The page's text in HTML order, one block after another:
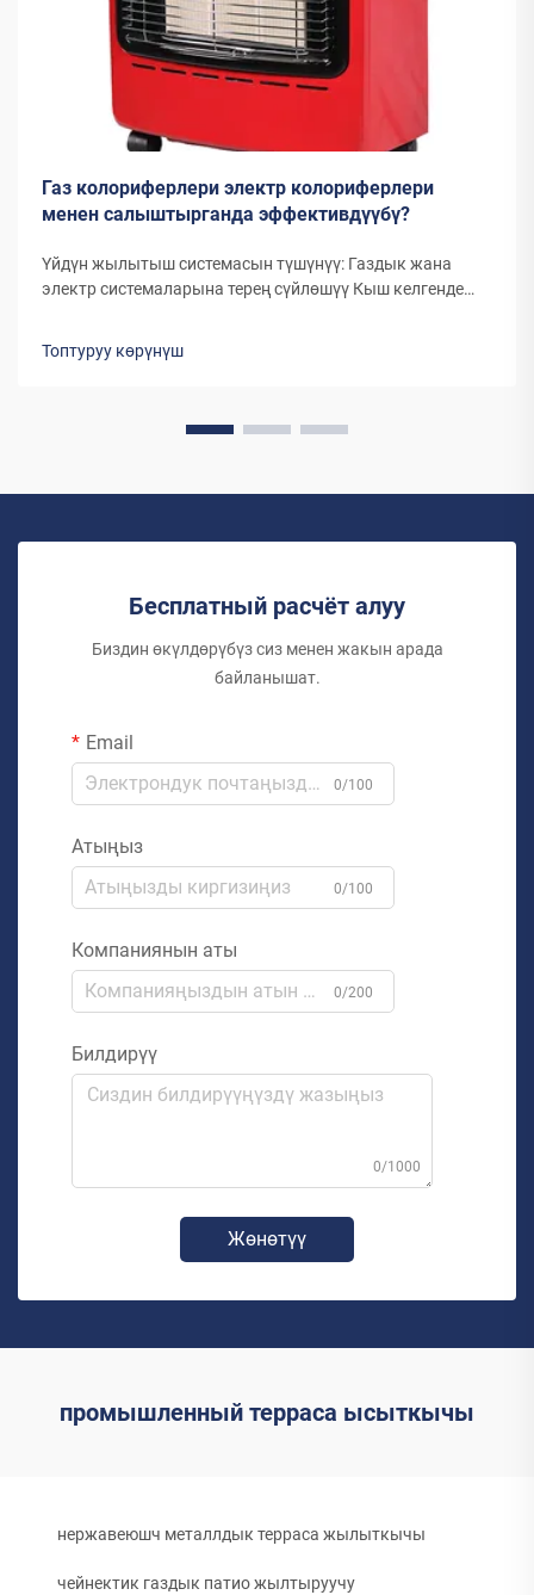
Газ колориферлери электр колориферлери
менен салыштырганда эффективдүүбү?
Үйдүн жылытыш системасын түшүнүү: Газдык жана
электр системаларына терең сүйлөшүү Кыш келгенде
иэлери үчүн маанилүү чечимге айланат. Эки түрдүү
Топтуруу көрүнүш
Бесплатный расчёт алуу
Биздин өкүлдөрүбүз сиз менен жакын арада
байланышат.
Email
0/100
Атыңыз
0/100
Компаниянын аты
0/200
Билдирүү
0/1000
Жөнөтүү
промышленный терраса ысыткычы
нержавеюшч металлдык терраса жылыткычы
чейнектик газдык патио жылтыруучу